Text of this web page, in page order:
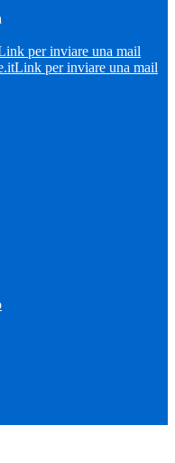
per inviare una mail
Link per inviare una mail